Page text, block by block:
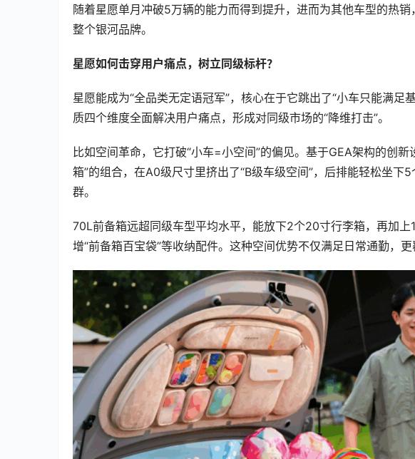
随着星愿单月冲破5万辆的能力而得到提升，进而为其他车型的热
整个银河品牌。
星愿如何击穿用户痛点，树立同级标杆？
星愿能成为“全品类无定语冠军”，核心在于它跳出了“小车只能满足
质四个维度全面解决用户痛点，形成对同级市场的“降维打击”。
比如空间革命，它打破“小车=小空间”的偏见。基于GEA架构的创
箱”的组合，在A0级尺寸里挤出了“B级车级空间”，后排能轻松坐下
群。
70L前备箱远超同级车型平均水平，能放下2个20寸行李箱，再加
增“前备箱百宝袋”等收纳配件。这种空间优势不仅满足日常通勤，